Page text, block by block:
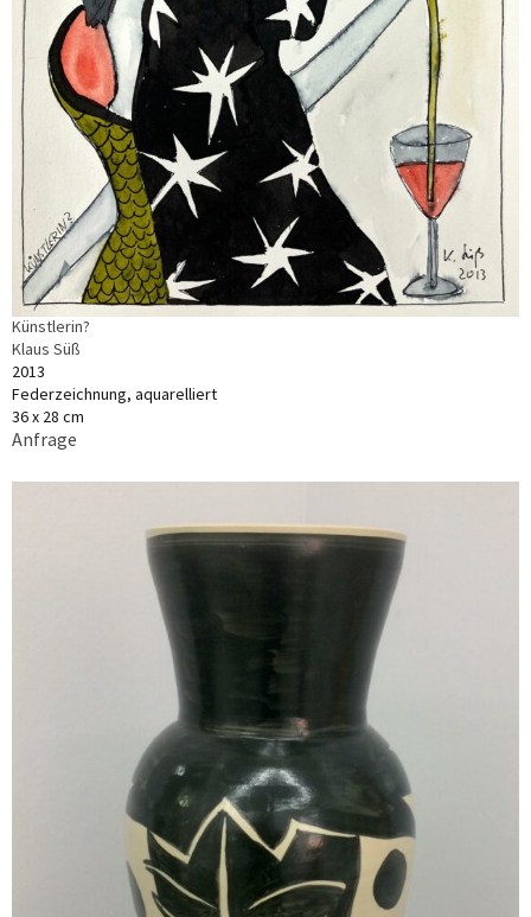
Künstlerin?
Klaus Süß
2013
Federzeichnung, aquarelliert
36 x 28 cm
Anfrage